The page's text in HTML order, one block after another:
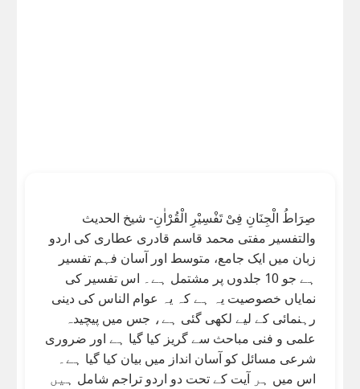
صِرَاطُ الْجِنَانِ فِیْ تَفْسِیْرِ الْقُرْاٰنِ- شیخ الحدیث
والتفسیر مفتی محمد قاسم قادری عطاری کی اردو
زبان میں ایک جامع، متوسط اور آسان فہم تفسیر
ہے جو 10 جلدوں پر مشتمل ہے۔ اس تفسیر کی
نمایاں خصوصیت یہ ہے کہ یہ عوام الناس کی دینی
رہنمائی کے لیے لکھی گئی ہے، جس میں پیچیدہ
علمی و فنی مباحث سے گریز کیا گیا ہے اور ضروری
شرعی مسائل کو آسان انداز میں بیان کیا گیا ہے۔
اس میں ہر آیت کے تحت دو اردو تراجم شامل ہیں